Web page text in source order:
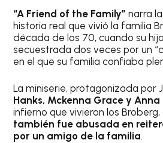
“A Friend of the Family”narra
historia real que vivió la familia
década de los 70, cuando su
secuestrada dos veces por un
en el que su familia confiaba
La miniserie, protagonizada por J
Hanks, Mckenna Grace y Anna
infierno que vivieron los Broberg,
también fue abusada en
por un amigo de la familia.